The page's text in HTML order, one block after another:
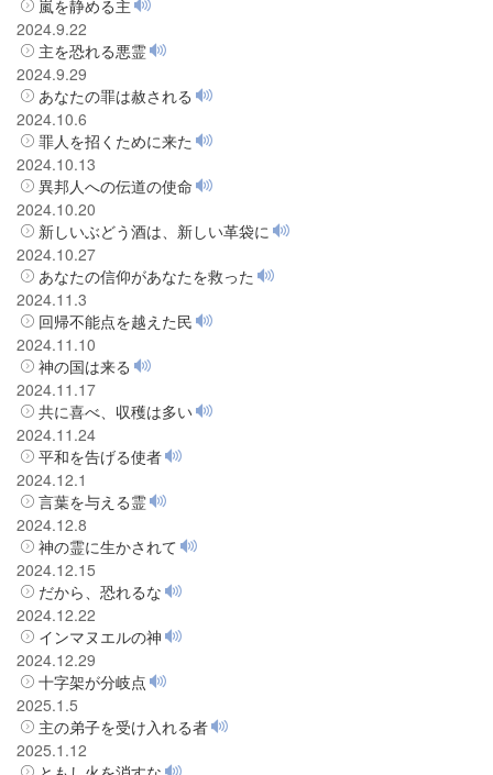
嵐を静める主
2024.9.22
主を恐れる悪霊
2024.9.29
あなたの罪は赦される
2024.10.6
罪人を招くために来た
2024.10.13
異邦人への伝道の使命
2024.10.20
新しいぶどう酒は、新しい革袋に
2024.10.27
あなたの信仰があなたを救った
2024.11.3
回帰不能点を越えた民
2024.11.10
神の国は来る
2024.11.17
共に喜べ、収穫は多い
2024.11.24
平和を告げる使者
2024.12.1
言葉を与える霊
2024.12.8
神の霊に生かされて
2024.12.15
だから、恐れるな
2024.12.22
インマヌエルの神
2024.12.29
十字架が分岐点
2025.1.5
主の弟子を受け入れる者
2025.1.12